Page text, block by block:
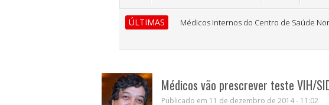
ÚLTIMAS Médicos Internos do Centro de Saúde
Médicos vão prescrever teste VIH/
Publicado em 11 de dezembro de 2014 - 11:02